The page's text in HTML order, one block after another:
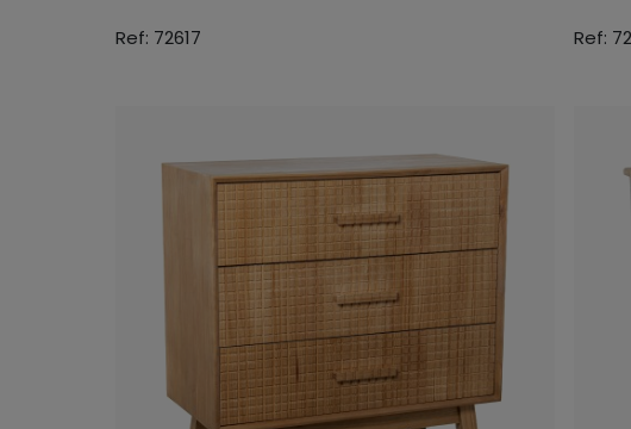
Ref: 72617 Ref: